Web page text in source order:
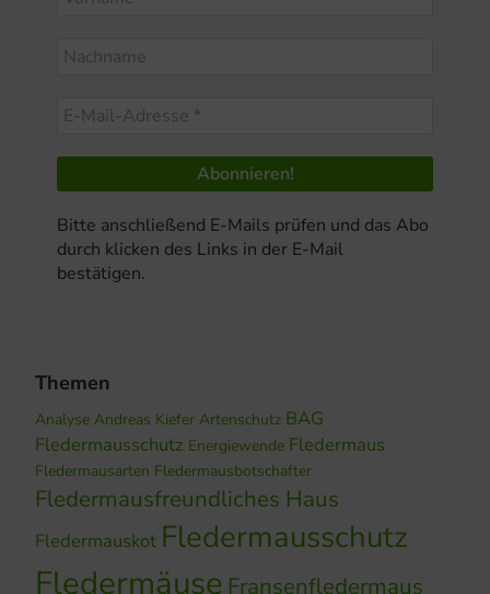
Bitte anschließend E-Mails prüfen und das Abo
durch klicken des Links in der E-Mail
bestätigen.
Themen
Analyse Andreas Kiefer Artenschutz BAG
Fledermausschutz Energiewende Fledermaus
Fledermausarten Fledermausbotschafter
Fledermausfreundliches Haus
Fledermauskot Fledermausschutz
Fledermäuse Fransenfledermaus